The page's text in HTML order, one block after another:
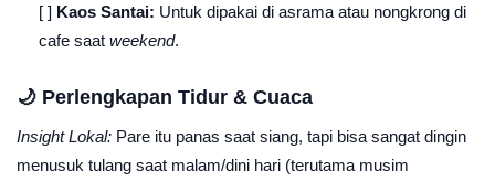
[ ] Kaos Santai: Untuk dipakai di asrama atau nongkrong di
cafe saat weekend.
🌙 Perlengkapan Tidur & Cuaca
Insight Lokal: Pare itu panas saat siang, tapi bisa sangat dingin
menusuk tulang saat malam/dini hari (terutama musim